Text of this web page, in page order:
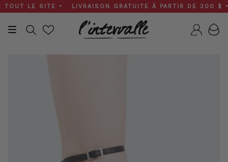
Skip
to
content
LE SITE • LIVRAISON GRATUITE À PARTIR DE 200 $ •
Recherche